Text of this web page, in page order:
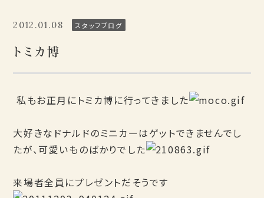
2012.01.08 スタッフブログ
トミカ博
私もお正月にトミカ博に行ってきました
大好きなドナルドのミニカーはゲットできませんでし
たが、可愛いものばかりでした
来場者全員にプレゼントだそうです